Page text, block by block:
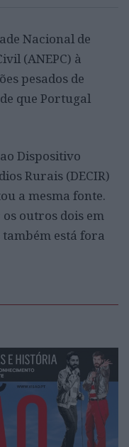
Nacional de
(ANEPC) à
pesados de
que Portugal
Dispositivo
Rurais (DECIR)
a mesma fonte.
outros dois em
está fora